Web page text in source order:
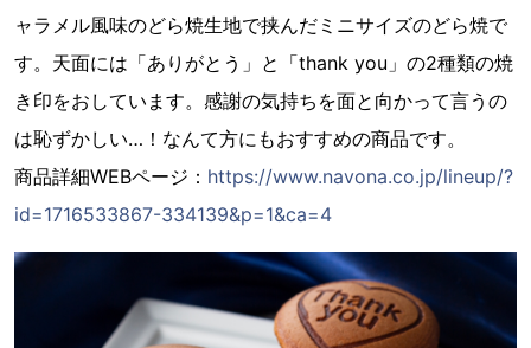
ャラメル風味のどら焼生地で挟んだミニサイズのどら焼で
す。天面には「ありがとう」と「thank you」の2種類の焼
き印をおしています。感謝の気持ちを面と向かって言うの
は恥ずかしい…！なんて方にもおすすめの商品です。
商品詳細WEBページ： https://www.navona.co.jp/lineup/?
id=1716533867-334139&p=1&ca=4